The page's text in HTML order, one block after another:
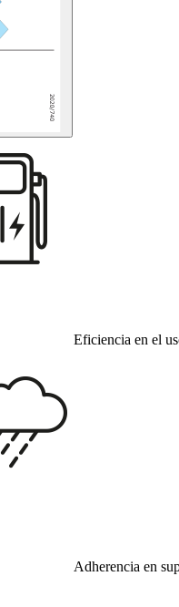
Eficiencia en el
Adherencia en